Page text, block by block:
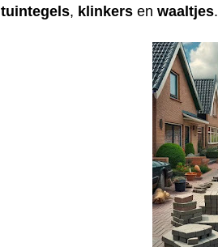
tuintegels, klinkers enwaaltjes.